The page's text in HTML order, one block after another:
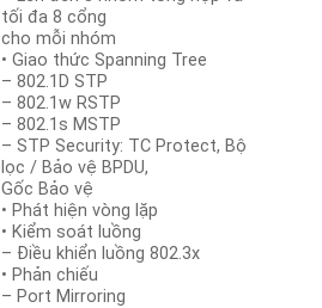
tối đa 8 cổng
cho mỗi nhóm
• Giao thức Spanning Tree
– 802.1D STP
– 802.1w RSTP
– 802.1s MSTP
– STP Security: TC Protect, Bộ
lọc / Bảo vệ BPDU,
Gốc Bảo vệ
• Phát hiện vòng lặp
• Kiểm soát luồng
– Điều khiển luồng 802.3x
• Phản chiếu
– Port Mirroring